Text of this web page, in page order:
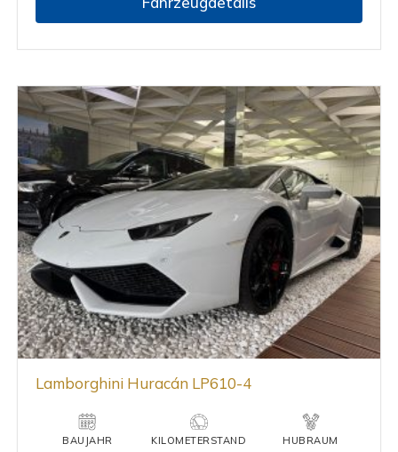
Lamborghini Huracán LP610-4
BAUJAHR KILOMETERSTAND HUBRAUM